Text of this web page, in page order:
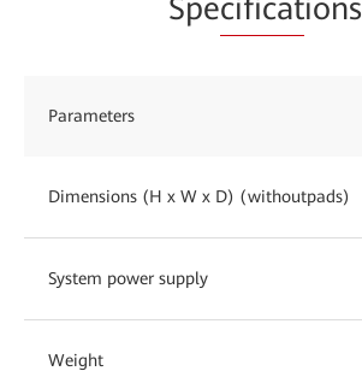
Specifications
Parameters
Dimensions (H x W x D) (withoutpads)
System power supply
Weight